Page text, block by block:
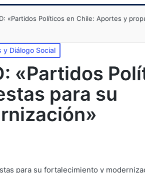
«Partidos Políticos en Chile: Aportes y
y Diálogo Social
«Partidos
para su